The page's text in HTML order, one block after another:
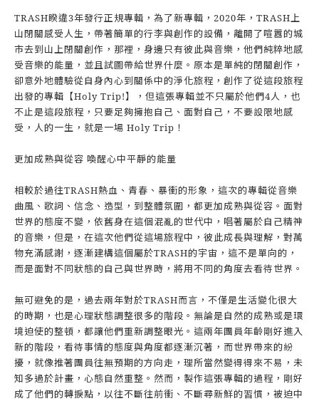
TRASH睽違3年發行正規專輯，為了新專輯，2020年，TRASH上
山閉關感受人生，帶著簡單的行李與創作的設備，離開了喧囂的城
市去到山上閉關創作，那裡，身邊只有彼此與音樂，他們純粹地感
受音樂的能量，並且試圖帶給世界什麼。原本是單純的閉關創作，
卻意外地體驗從自身內心到關係中的淨化旅程，創作了從這段旅程
出發的專輯【Holy Trip!】，但這張專輯並不只屬於他們4人，也
不止是這段旅程，只要足夠擁抱自己、面對自己，不要設限地感
受，人的一生，就是一場 Holy Trip！
更加成熟與從容 喚醒心中平靜的能量
相較於過往TRASH熱血、青春、暴衝的形象，這次的專輯從音樂
曲風、歌詞、信念、造型，到整體氛圍，都更加成熟與從容。面對
世界的態度不變，依舊身在這個混亂的世代中，唱著屬於自己精神
的音樂，但是，在這次他們從這場旅程中，彼此成長與理解，對萬
物充滿感謝，逐漸建構這個屬於TRASH的宇宙，這不是單向的，
而是面對不同狀態的自己與世界時，將用不同的角度去看待世界。
無可避免的是，過去兩年對於TRASH而言，不僅是生活變化很大
的時期，也是心理狀態調整很多的階段。無論是自然的成熟或是環
境迫使的整頓，都讓他們重新調整眼光。這兩年團員年齡剛好進入
新的階段，看待事情的態度與角度都逐漸沉著，而世界帶來的紛
擾，就像推著團員往無預期的方向走，理所當然變得得來不易，未
知多過於計畫，心態自然重整。然而，製作這張專輯的過程，剛好
成了他們的轉捩點，以往不斷往前衝、不斷尋新鮮的習慣，被迫中